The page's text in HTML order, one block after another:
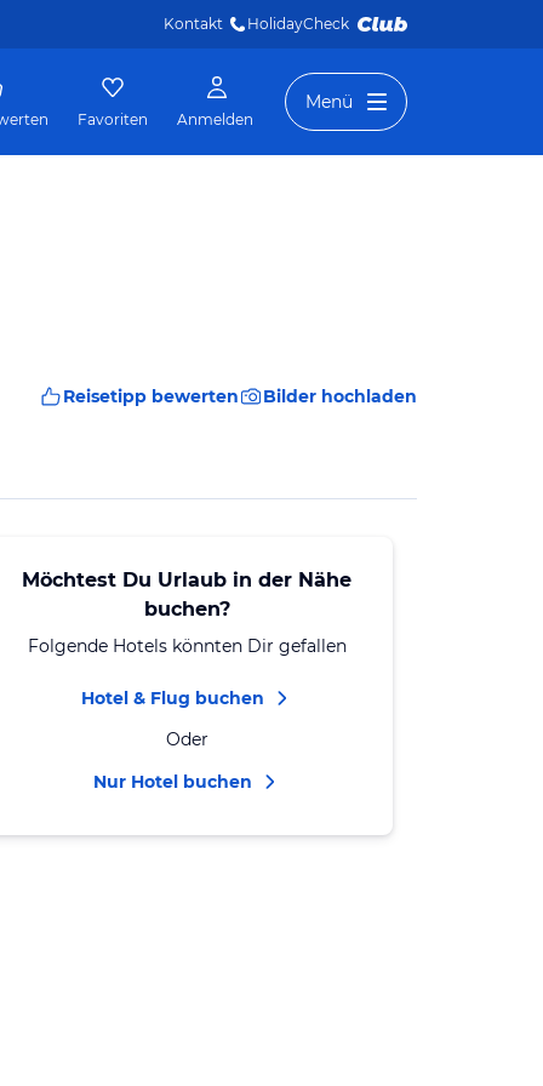
Kontakt HolidayCheck
Favoriten Anmelden
Menü
Reisetipp bewerten Bilder hochladen
Möchtest Du Urlaub in der Nähe
buchen?
Folgende Hotels könnten Dir gefallen
Hotel & Flug buchen
Oder
Nur Hotel buchen